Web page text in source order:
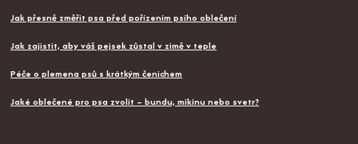
Jak přesně změřit psa před pořízením psího oblečení
Jak zajistit, aby váš pejsek zůstal v zimě v teple
Péče o plemena psů s krátkým čenichem
Jaké oblečené pro psa zvolit – bundu, mikinu nebo svetr?